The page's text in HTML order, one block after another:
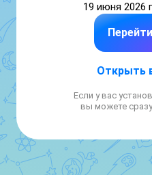
19 июня 2026
Открыть
Если у вас
вы можете